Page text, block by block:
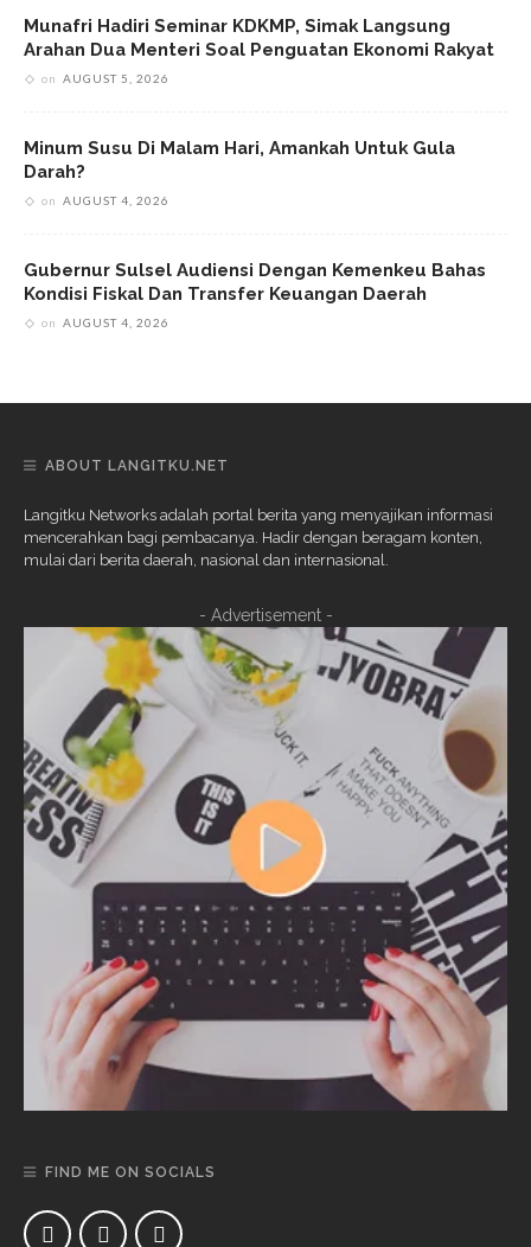
Munafri Hadiri Seminar KDKMP, Simak Langsung
Arahan Dua Menteri Soal Penguatan Ekonomi Rakyat
on AUGUST 5, 2026
Minum Susu Di Malam Hari, Amankah Untuk Gula
Darah?
on AUGUST 4, 2026
Gubernur Sulsel Audiensi Dengan Kemenkeu Bahas
Kondisi Fiskal Dan Transfer Keuangan Daerah
on AUGUST 4, 2026
ABOUT LANGITKU.NET
Langitku Networks adalah portal berita yang menyajikan informasi
mencerahkan bagi pembacanya. Hadir dengan beragam konten,
mulai dari berita daerah, nasional dan internasional.
- Advertisement -
FIND ME ON SOCIALS